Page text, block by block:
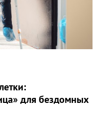
для бездомных